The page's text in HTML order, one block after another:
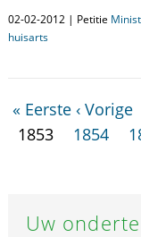
02-02-2012 | Petitie
huisarts
« Eerste ‹ Vorige
1853
1854
Uw